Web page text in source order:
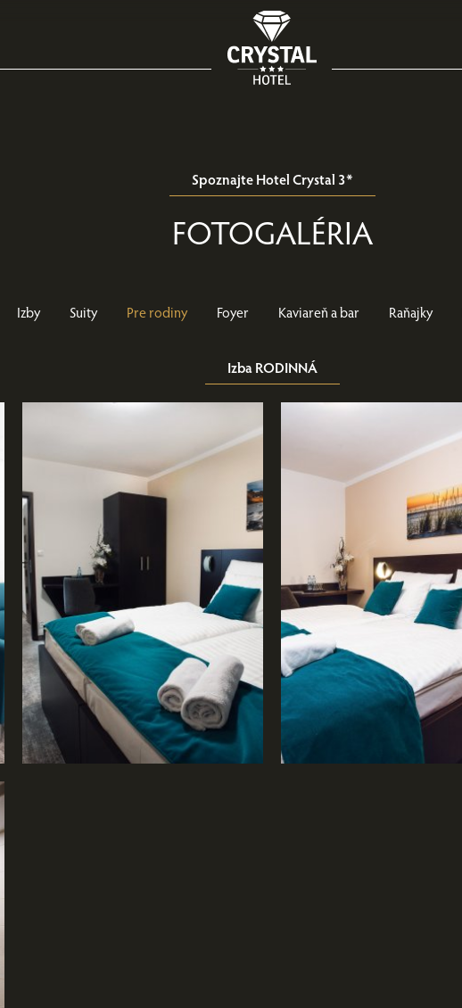
Spoznajte Hotel Crystal 3*
FOTOGALÉRIA
Izby Suity Pre rodiny Foyer Kaviareň a bar Raňajky
Izba RODINNÁ